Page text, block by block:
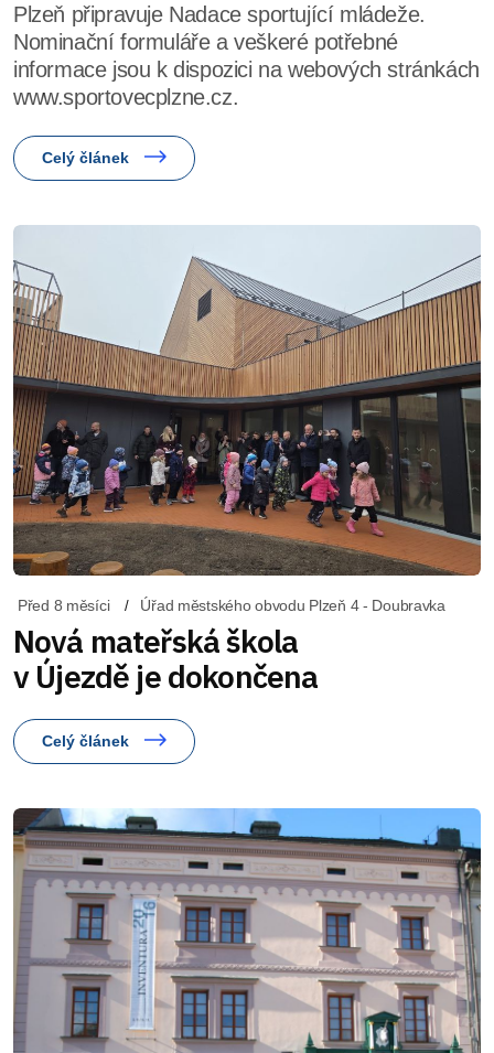
Plzeň připravuje Nadace sportující mládeže.
Nominační formuláře a veškeré potřebné
informace jsou k dispozici na webových stránkách
www.sportovecplzne.cz.
Celý článek
Před 8 měsíci Úřad městského obvodu Plzeň 4 - Doubravka
Nová mateřská škola
v Újezdě je dokončena
Celý článek